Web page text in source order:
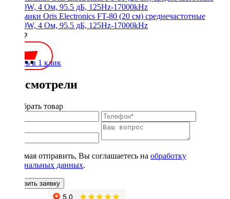
Динамики Oris Electronics FT-80 (20 см) среднечастотные
90/180W, 4 Ом, 95.5 дБ, 125Hz-17000kHz
4300 ₽
Купить в 1 клик
Вы смотрели
Подобрать товар
Нажимая отправить, Вы соглашаетесь на обработку
персональных данных.
Оставить заявку